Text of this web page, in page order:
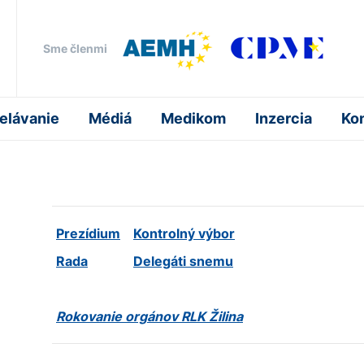
Sme členmi
Médiá Medikom Inzercia
Prezídium
Kontrolný výbor
Rada
Delegáti snemu
Rokovanie orgánov RLK Žilina